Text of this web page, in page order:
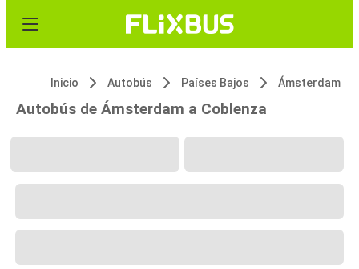
Inicio Autobús Países Bajos Ámsterdam
Autobús de Ámsterdam a Coblenza